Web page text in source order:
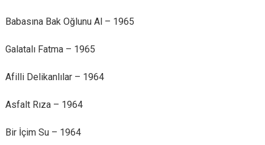
Babasına Bak Oğlunu Al – 1965
Galatalı Fatma – 1965
Afilli Delikanlılar – 1964
Asfalt Rıza – 1964
Bir İçim Su – 1964